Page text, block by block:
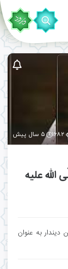
۱۶۸۲ ۵ سال پیش
علیه
به عنوان